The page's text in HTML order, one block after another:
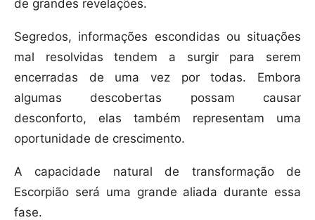
de grandes revelações.
Segredos, informações escondidas ou situações
mal resolvidas tendem a surgir para serem
encerradas de uma vez por todas. Embora
algumas descobertas possam causar
desconforto, elas também representam uma
oportunidade de crescimento.
A capacidade natural de transformação de
Escorpião será uma grande aliada durante essa
fase.